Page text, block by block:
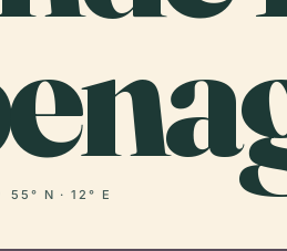
55° N · 12° E